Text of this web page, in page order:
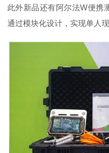
此外新品还有阿尔法W便携
通过模块化设计，实现单人